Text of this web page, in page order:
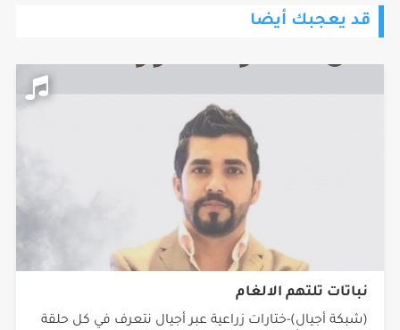
قد يعجبك أيضا
نباتات تلتهم الالغام
(شبكة أجيال)-ختارات زراعية عبر أجيال نتعرف في كل حلقة